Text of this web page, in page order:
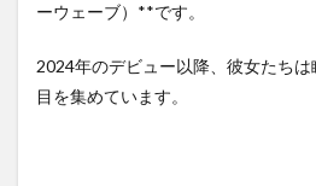
ーウェーブ）**です。
2024年のデビュー以降、彼女たち
目を集めています。